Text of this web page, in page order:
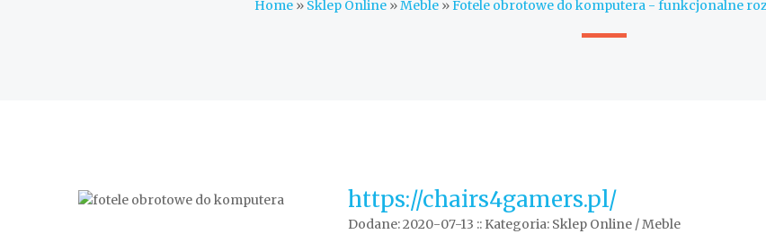
Home » Sklep Online »Meble »Fotele obrotowe do komputera - funkcjonalne
https://chairs4gamers.pl/
Dodane: 2020-07-13 :: Kategoria: Sklep Online / Meble